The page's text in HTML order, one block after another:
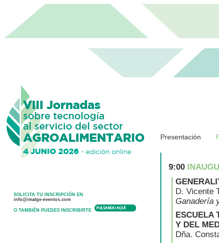
SOLICITA TU INSCRIPCIÓN EN
info@imatge-eventos.com
O TAMBIÉN PUEDES INSCRIBIRTE
Presentación
9:00
D. Vicente
Ganadería
ESCUELA
Y DEL
Dña.